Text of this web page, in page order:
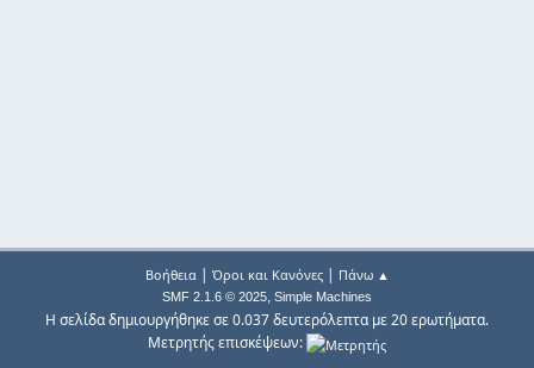
Βοήθεια| Όροι και Κανόνες| Πάνω ▲
SMF 2.1.6 © 2025, Simple Machines
Η σελίδα δημιουργήθηκε σε 0.037 δευτερόλεπτα με 20 ερωτήματα.
Μετρητής επισκέψεων: